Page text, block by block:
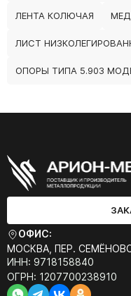
ЛЕНТА КОЛЮЧАЯ
ЛИСТ
ОПОРЫ ТИПА 5.903
ОФИС:
МОСКВА, ПЕР.
ИНН: 9718158840
ОГРН: 1207700238910